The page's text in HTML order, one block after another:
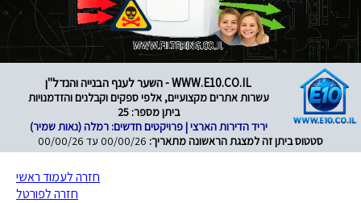
WWW.E10.CO.IL - השער לענף הבנייה והנדל"ן
עשרות אתרים מקצועיים, אלפי ספקים וקבלנים והזדמנויות
ביתן מספר: 25
יריד הדירות הארצי | פרויקטים חדשים: רמלה (נאות שמיר)
סטטוס ביתן זה למצגת הראשונה מתאריך: 00/00/26 עד 00/00/26
חזרה לעמוד ראשי
חזרה לפורטל